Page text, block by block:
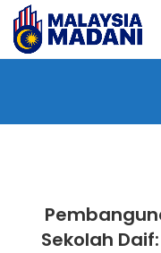
Sekolah